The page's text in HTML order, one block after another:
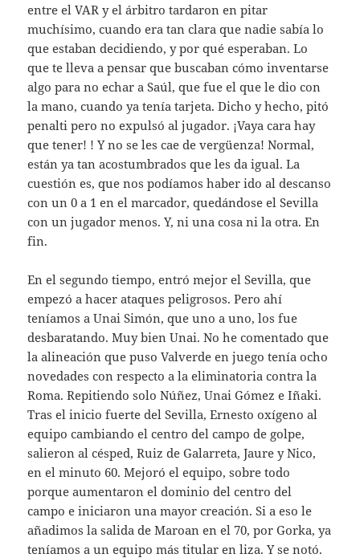
entre el VAR y el árbitro tardaron en pitar
muchísimo, cuando era tan clara que nadie sabía lo
que estaban decidiendo, y por qué esperaban. Lo
que te lleva a pensar que buscaban cómo inventarse
algo para no echar a Saúl, que fue el que le dio con
la mano, cuando ya tenía tarjeta. Dicho y hecho, pitó
penalti pero no expulsó al jugador. ¡Vaya cara hay
que tener! ! Y no se les cae de vergüenza! Normal,
están ya tan acostumbrados que les da igual. La
cuestión es, que nos podíamos haber ido al descanso
con un 0 a 1 en el marcador, quedándose el Sevilla
con un jugador menos. Y, ni una cosa ni la otra. En
fin.
En el segundo tiempo, entró mejor el Sevilla, que
empezó a hacer ataques peligrosos. Pero ahí
teníamos a Unai Simón, que uno a uno, los fue
desbaratando. Muy bien Unai. No he comentado que
la alineación que puso Valverde en juego tenía ocho
novedades con respecto a la eliminatoria contra la
Roma. Repitiendo solo Núñez, Unai Gómez e Iñaki.
Tras el inicio fuerte del Sevilla, Ernesto oxígeno al
equipo cambiando el centro del campo de golpe,
salieron al césped, Ruiz de Galarreta, Jaure y Nico,
en el minuto 60. Mejoró el equipo, sobre todo
porque aumentaron el dominio del centro del
campo e iniciaron una mayor creación. Si a eso le
añadimos la salida de Maroan en el 70, por Gorka, ya
teníamos a un equipo más titular en liza. Y se notó.